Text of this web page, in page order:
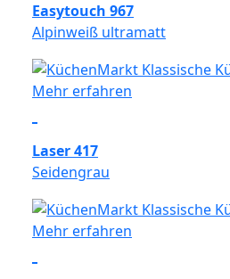
Easytouch 967
Alpinweiß ultramatt
Mehr erfahren
Laser 417
Seidengrau
Mehr erfahren